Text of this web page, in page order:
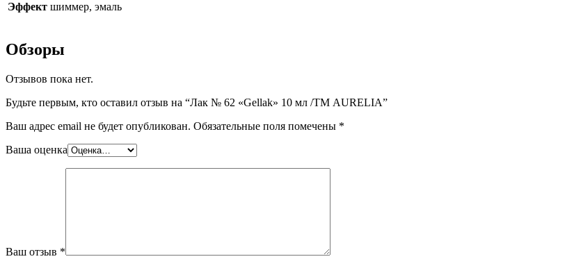
Эффект шиммер, эмаль
Обзоры
Отзывов пока нет.
Будьте первым, кто оставил отзыв на “Лак № 62 «Gellak» 10 мл /ТМ AURELIA”
Ваш адрес email не будет опубликован. Обязательные поля помечены *
Ваша оценка
Ваш отзыв *